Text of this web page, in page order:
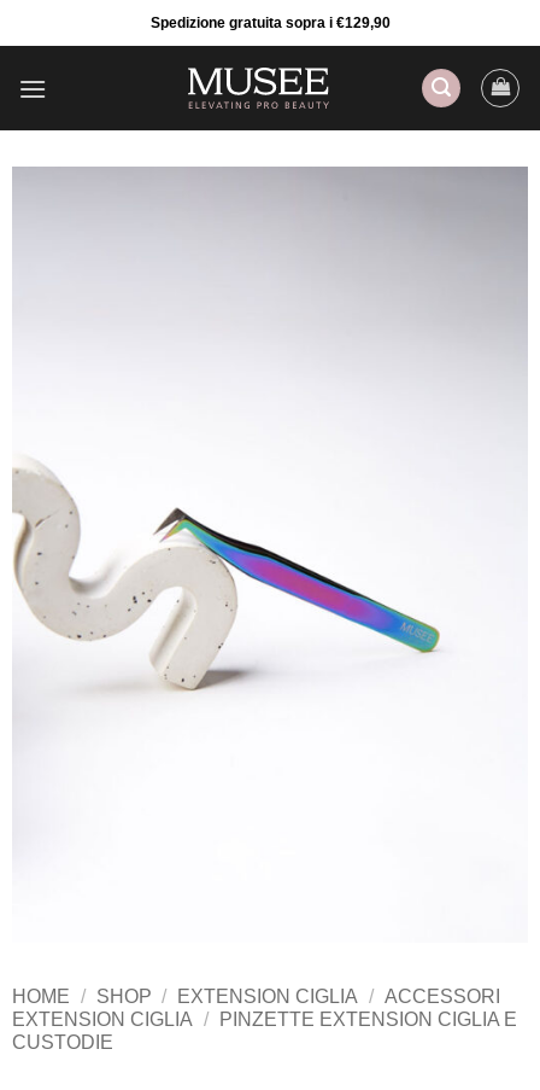
ai
Spedizione gratuita sopra i €129,90
HOME / SHOP / EXTENSION CIGLIA / ACCESSORI
EXTENSION CIGLIA /
PINZETTE EXTENSION CIGLIA E
CUSTODIE